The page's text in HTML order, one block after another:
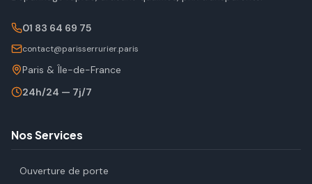
01 83 64 69 75
contact@parisserrurier.paris
Paris & Île-de-France
24h/24 — 7j/7
Nos Services
Ouverture de porte